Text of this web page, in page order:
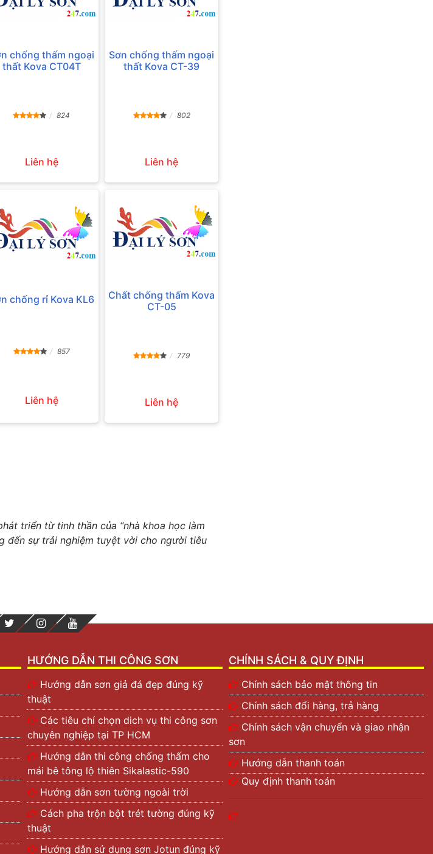
chống thấm ngoại
thất Kova CT04T
824
Liên hệ
Sơn chống thấm ngoại
thất Kova CT-39
802
Liên hệ
chống rỉ Kova KL6
857
Liên hệ
Chất chống thấm Kova
CT-05
779
Liên hệ
triển từ tinh thần của “nhà khoa học làm
đến sự trải nghiệm tuyệt vời cho người tiêu
tại thị trường khu vực phía Nam.
HƯỚNG DẪN THI CÔNG SƠN
Hướng dẫn sơn giả đá đẹp đúng kỹ
thuật
Các tiêu chí chọn dich vụ thi công sơn
chuyên nghiệp tại TP HCM
Hướng dẫn thi công chống thấm cho
mái bê tông lộ thiên Sikalastic-590
Hướng dẫn sơn tường ngoài trời
Cách pha trộn bột trét tường đúng kỹ
thuật
Hướng dẫn sử dụng sơn Jotun đúng kỹ
CHÍNH SÁCH & QUY ĐỊNH
Chính sách bảo mật thông tin
Chính sách đổi hàng, trả hàng
Chính sách vận chuyển và giao nhận
sơn
Hướng dẫn thanh toán
Quy định thanh toán